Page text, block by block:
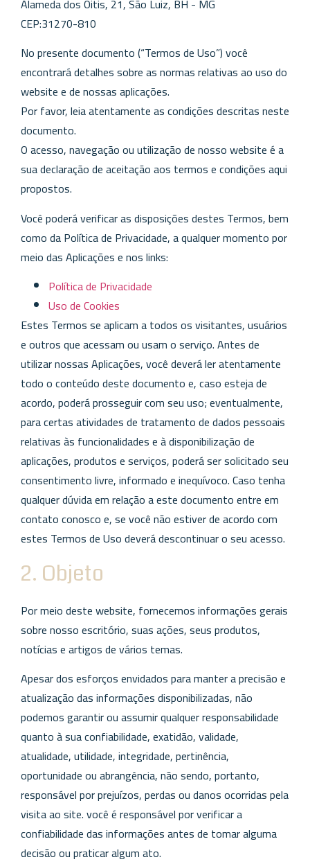
Alameda dos Oitis, 21, São Luiz, BH - MG
CEP:31270-810
No presente documento (“Termos de Uso”) você
encontrará detalhes sobre as normas relativas ao uso do
website e de nossas aplicações.
Por favor, leia atentamente as condições descritas neste
documento.
O acesso, navegação ou utilização de nosso website é a
sua declaração de aceitação aos termos e condições aqui
propostos.
Você poderá verificar as disposições destes Termos, bem
como da Política de Privacidade, a qualquer momento por
meio das Aplicações e nos links:
Política de Privacidade
Uso de Cookies
Estes Termos se aplicam a todos os visitantes, usuários
e outros que acessam ou usam o serviço. Antes de
utilizar nossas Aplicações, você deverá ler atentamente
todo o conteúdo deste documento e, caso esteja de
acordo, poderá prosseguir com seu uso; eventualmente,
para certas atividades de tratamento de dados pessoais
relativas às funcionalidades e à disponibilização de
aplicações, produtos e serviços, poderá ser solicitado seu
consentimento livre, informado e inequívoco. Caso tenha
qualquer dúvida em relação a este documento entre em
contato conosco e, se você não estiver de acordo com
estes Termos de Uso deverá descontinuar o seu acesso.
2. Objeto
Por meio deste website, fornecemos informações gerais
sobre nosso escritório, suas ações, seus produtos,
notícias e artigos de vários temas.
Apesar dos esforços envidados para manter a precisão e
atualização das informações disponibilizadas, não
podemos garantir ou assumir qualquer responsabilidade
quanto à sua confiabilidade, exatidão, validade,
atualidade, utilidade, integridade, pertinência,
oportunidade ou abrangência, não sendo, portanto,
responsável por prejuízos, perdas ou danos ocorridas pela
visita ao site. você é responsável por verificar a
confiabilidade das informações antes de tomar alguma
decisão ou praticar algum ato.